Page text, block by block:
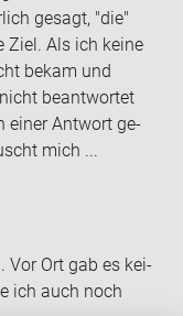
ge­sagt, "die"
Ziel. Als ich keine
bekam und
be­ant­wor­tet
einer Ant­wort ge­
mich ...
Vor Ort gab es kei­
ich auch noch